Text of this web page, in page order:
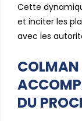
Cette
et inciter les
avec les
DU